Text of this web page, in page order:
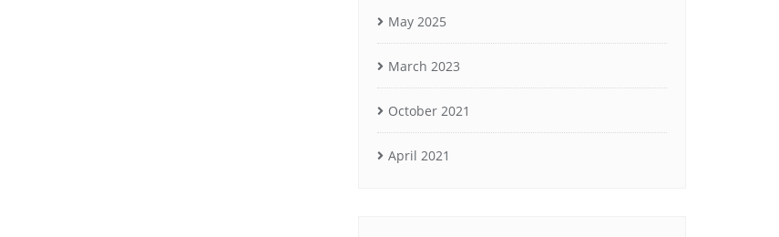
May 2025
March 2023
October 2021
April 2021